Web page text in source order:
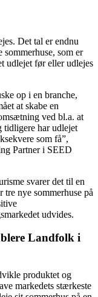
Det tal er endnu
som er
udlejet før eller udlejes
op i en branche,
at skabe en
ved bl.a. at
tidligere har udlejet
som få”,
Partner i SEED
svarer det til en
nye sommerhuse på
udvides.
Landfolk i
produktet og
markedets stærkeste